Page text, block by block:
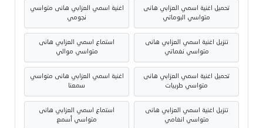
تحميل اغنية اسمي العزابي هانى
متواسي البوماتي
اغنية اسمي العزابي هانى متواسي
نجومي
تنزيل اغنية اسمي العزابي هانى
متواسي نغماتي
استماع اسمي العزابي هانى
متواسي موالي
تحميل اغنية اسمي العزابي هانى
متواسي طربيات
اغنية اسمي العزابي هانى متواسي
سمعنا
تنزيل اغنية اسمي العزابي هانى
متواسي انغامي
استماع اسمي العزابي هانى
متواسي أسمع